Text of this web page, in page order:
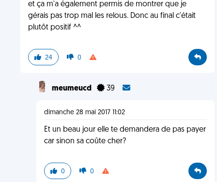
et ça m'a également permis de montrer que je
gérais pas trop mal les relous. Donc au final c'était
plutôt positif ^^
24 0
meumeucd 39
dimanche 28 mai 2017 11:02
Et un beau jour elle te demandera de pas payer
car sinon sa coûte cher?
0 0